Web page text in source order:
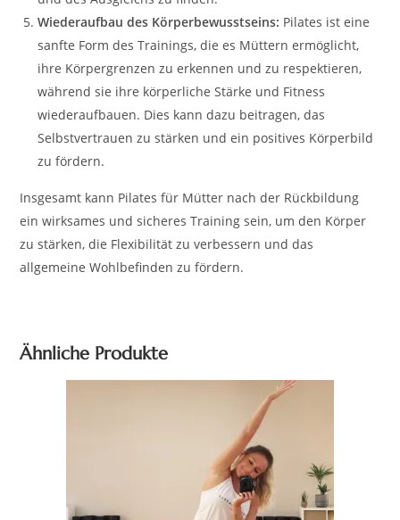
Wiederaufbau des Körperbewusstseins: Pilates ist eine
sanfte Form des Trainings, die es Müttern ermöglicht,
ihre Körpergrenzen zu erkennen und zu respektieren,
während sie ihre körperliche Stärke und Fitness
wiederaufbauen. Dies kann dazu beitragen, das
Selbstvertrauen zu stärken und ein positives Körperbild
zu fördern.
Insgesamt kann Pilates für Mütter nach der Rückbildung
ein wirksames und sicheres Training sein, um den Körper
zu stärken, die Flexibilität zu verbessern und das
allgemeine Wohlbefinden zu fördern.
Ähnliche Produkte